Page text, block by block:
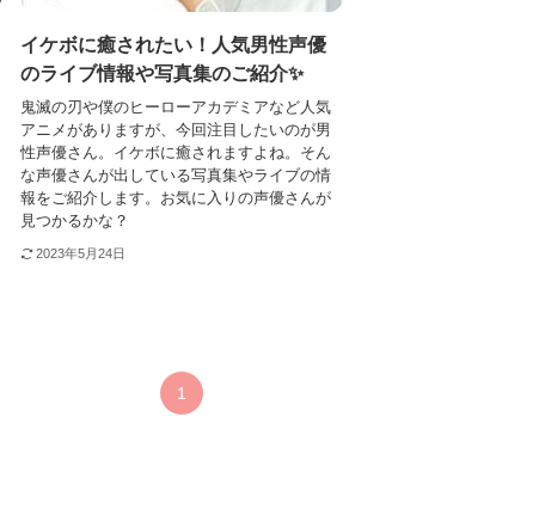
イケボに癒されたい！人気男性声優
のライブ情報や写真集のご紹介✨
鬼滅の刃や僕のヒーローアカデミアなど人気
アニメがありますが、今回注目したいのが男
性声優さん。イケボに癒されますよね。そん
な声優さんが出している写真集やライブの情
報をご紹介します。お気に入りの声優さんが
見つかるかな？
2023年5月24日
1